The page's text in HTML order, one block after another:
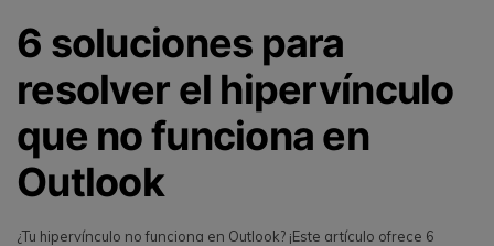
6 soluciones para
resolver el hipervínculo
que no funciona en
Outlook
¿Tu hipervínculo no funciona en Outlook? ¡Este artículo ofrece 6